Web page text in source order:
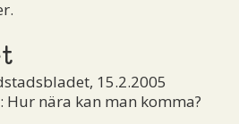
15.2.2005
Hur nära kan man komma?